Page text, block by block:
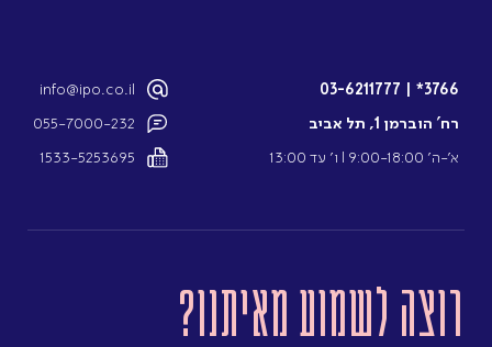
3766*
03-6211777
רח’ הוברמן 1, תל אביב
א’-ה’ 9:00-18:00 l ו’ עד 13:00
info@ipo.co.il
055-7000-232
1533-5253695
רוצה לשמוע מאיתנו?